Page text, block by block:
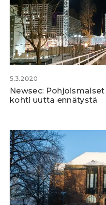
5.3.2020
Newsec:
kohti uutta ennätystä